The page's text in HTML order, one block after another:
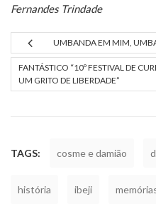
Fernandes Trindade
UMBANDA EM MIM,
FANTÁSTICO “10º FESTIVAL DE
UM GRITO DE LIBERDADE”
TAGS: cosme e damião
história ibeji